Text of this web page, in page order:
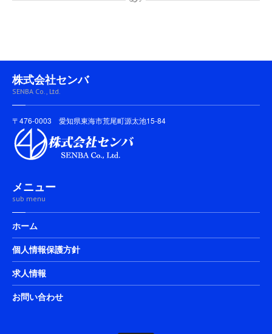
株式会社センバ
SENBA Co., Ltd.
〒476-0003 愛知県東海市荒尾町源太池15-84
メニュー
sub menu
ホーム
個人情報保護方針
求人情報
お問い合わせ